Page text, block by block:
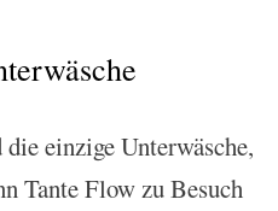
einzige Unterwäsche,
Tante Flow zu Besuch